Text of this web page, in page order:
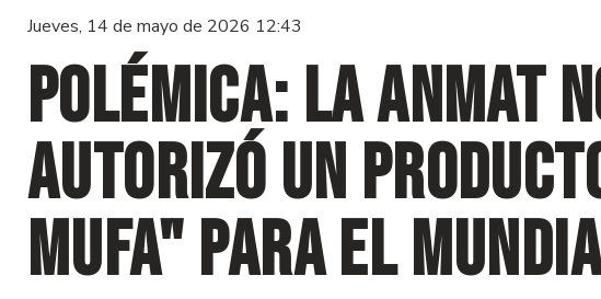
Jueves, 14 de mayo de 2026 12:43
Polémica: la ANMAT
autorizó un
mufa" para el